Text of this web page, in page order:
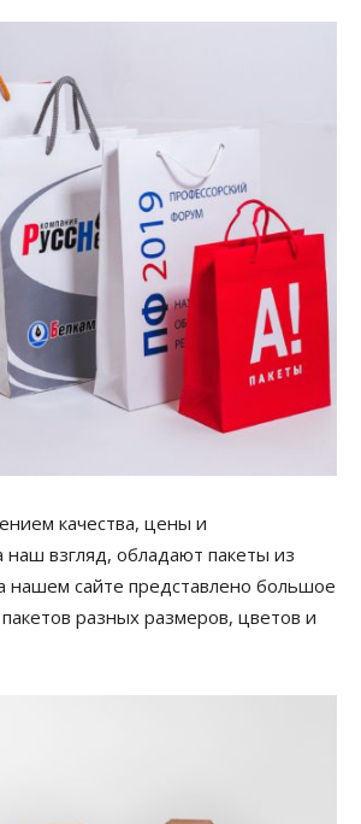
качества, цены и
наш взгляд, обладают пакеты из
нашем сайте представлено большое
разных размеров, цветов и